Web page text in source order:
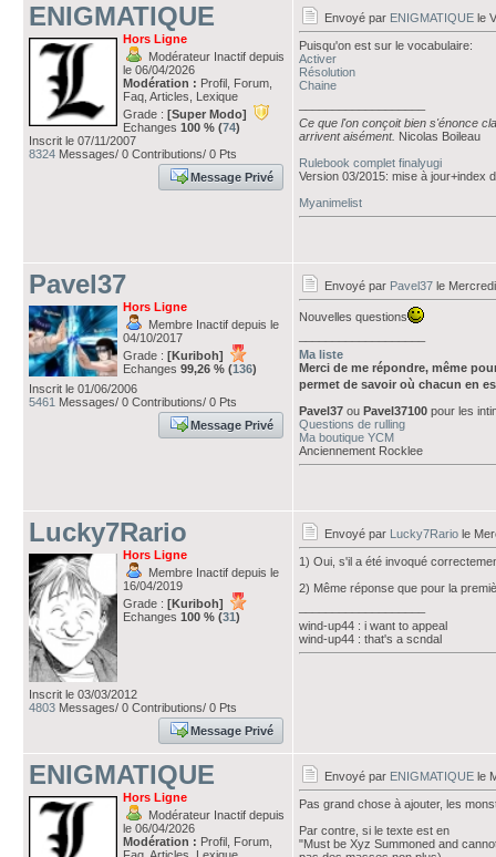
ENIGMATIQUE
Hors Ligne
Modérateur Inactif depuis
le 06/04/2026
Modération : Profil, Forum,
Faq, Articles, Lexique
Grade : [Super Modo]
Echanges 100 % (74)
Inscrit le 07/11/2007
8324 Messages/ 0 Contributions/ 0 Pts
Message Privé
Envoyé par ENIGMATIQUE le
Puisqu'on est sur le vocabulaire:
Activer
Résolution
Chaine
Ce que l'on conçoit bien s'énonce
arrivent aisément. Nicolas Boileau
Rulebook complet finalyugi
Version 03/2015: mise à jour+index
Myanimelist
Pavel37
Hors Ligne
Membre Inactif depuis le
04/10/2017
Grade : [Kuriboh]
Echanges 99,26 % (136)
Inscrit le 01/06/2006
5461 Messages/ 0 Contributions/ 0 Pts
Message Privé
Envoyé par Pavel37 le
Nouvelles questions
Ma liste
Merci de me répondre, même
permet de savoir où chacun en
Pavel37 ou Pavel37100 pour les
Questions de rulling
Ma boutique YCM
Anciennement Rocklee
Lucky7Rario
Hors Ligne
Membre Inactif depuis le
16/04/2019
Grade : [Kuriboh]
Echanges 100 % (31)
Inscrit le 03/03/2012
4803 Messages/ 0 Contributions/ 0 Pts
Message Privé
Envoyé par Lucky7Rario le
1) Oui, s'il a été invoqué
2) Même réponse que pour la
wind-up44 : i want to appeal
wind-up44 : that's a scndal
ENIGMATIQUE
Hors Ligne
Modérateur Inactif depuis
le 06/04/2026
Modération : Profil, Forum,
Envoyé par ENIGMATIQUE le
Pas grand chose à ajouter, les
Par contre, si le texte est en
"Must be Xyz Summoned and